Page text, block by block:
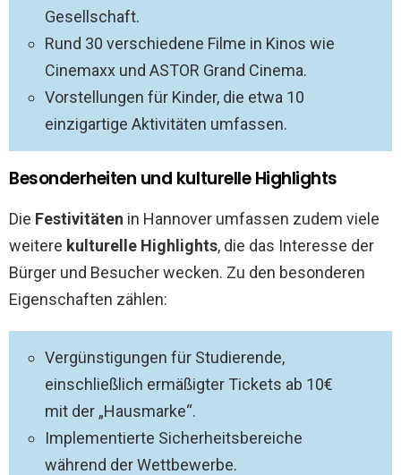
Gesellschaft.
Rund 30 verschiedene Filme in Kinos wie
Cinemaxx und ASTOR Grand Cinema.
Vorstellungen für Kinder, die etwa 10
einzigartige Aktivitäten umfassen.
Besonderheiten und kulturelle Highlights
Die Festivitäten in Hannover umfassen zudem viele
weitere kulturelle Highlights, die das Interesse der
Bürger und Besucher wecken. Zu den besonderen
Eigenschaften zählen:
Vergünstigungen für Studierende,
einschließlich ermäßigter Tickets ab 10€
mit der „Hausmarke“.
Implementierte Sicherheitsbereiche
während der Wettbewerbe.